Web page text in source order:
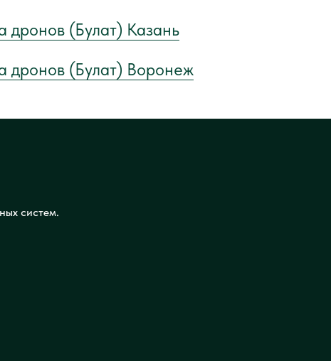
дронов (Булат) Казань
дронов (Булат) Воронеж
систем.